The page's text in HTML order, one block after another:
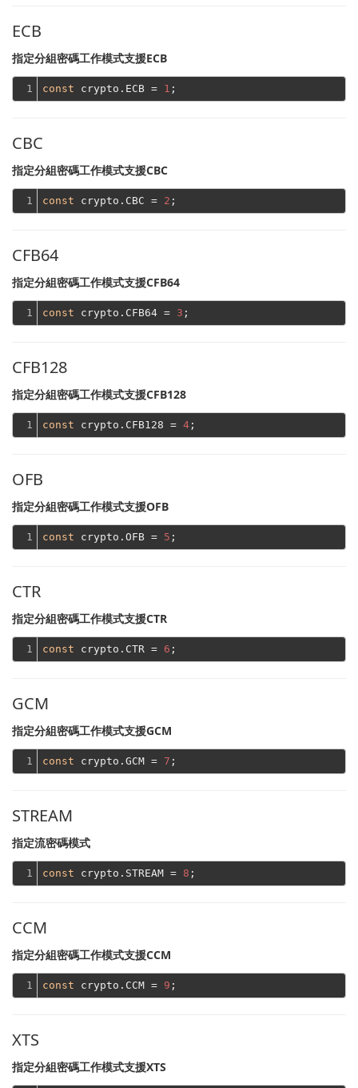
ECB
指定分組密碼工作模式支援ECB
1 const crypto.ECB = 1
CBC
指定分組密碼工作模式支援CBC
1 const crypto.CBC = 2
CFB64
指定分組密碼工作模式支援CFB64
1 const crypto.CFB64 = 3
CFB128
指定分組密碼工作模式支援CFB128
1 const crypto.CFB128 = 4
OFB
指定分組密碼工作模式支援OFB
1 const crypto.OFB = 5
CTR
指定分組密碼工作模式支援CTR
1 const crypto.CTR = 6
GCM
指定分組密碼工作模式支援GCM
1 const crypto.GCM = 7
STREAM
指定流密碼模式
1 const crypto.STREAM = 8
CCM
指定分組密碼工作模式支援CCM
1 const crypto.CCM = 9
XTS
指定分組密碼工作模式支援XTS